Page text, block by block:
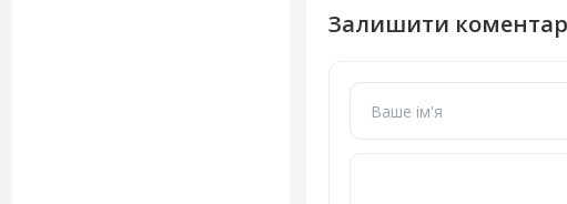
Залишити коментар